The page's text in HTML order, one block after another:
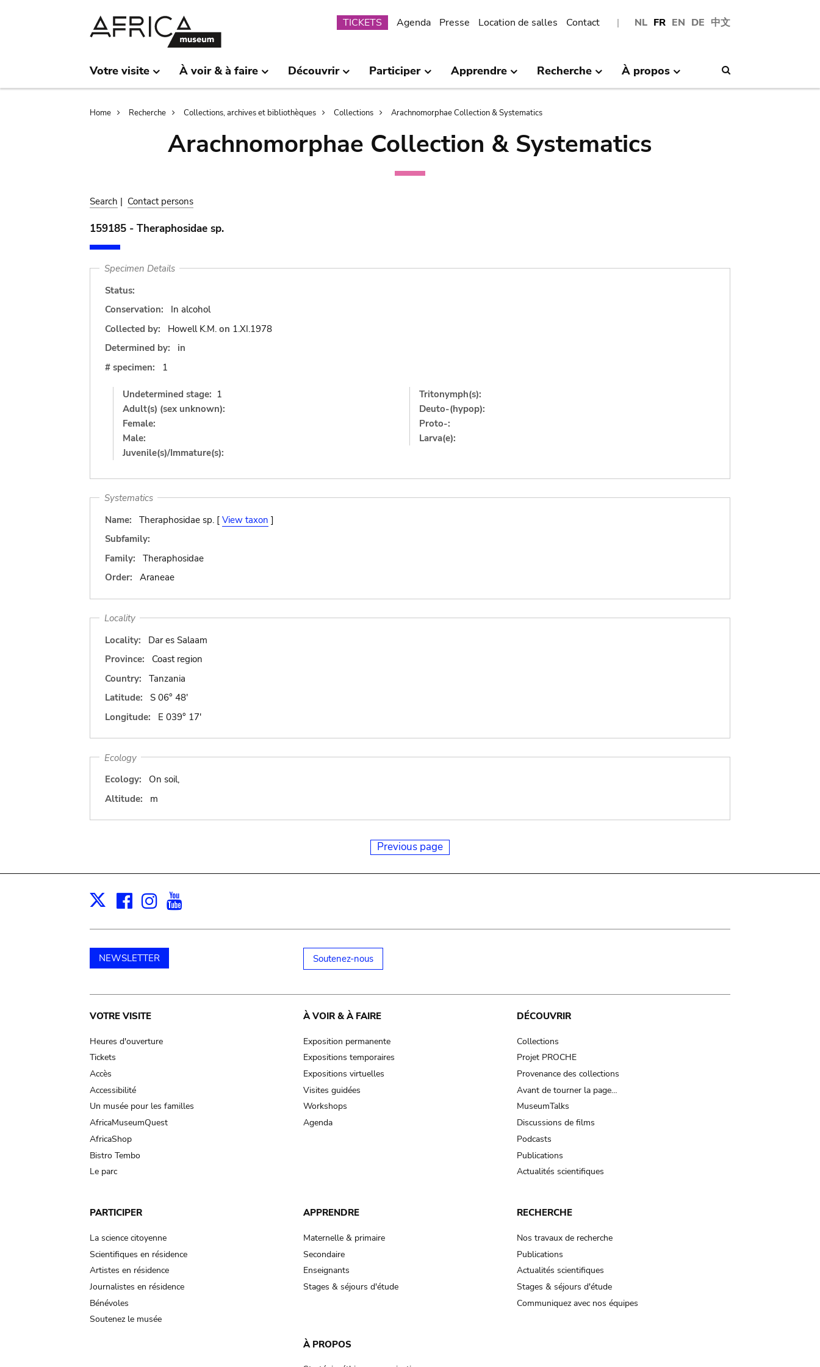
NL FR EN DE 中文
Submenu
TICKETS Agenda Presse Location de salles Contact
Votre visite À voir & à faire Découvrir Participer Apprendre Recherche À propos
Breadcrumb
Home Recherche Collections, archives et bibliothèques Collections Arachnomorphae Collection & Systematics
Arachnomorphae Collection & Systematics
Search | Contact persons
159185 - Theraphosidae sp.
Specimen Details
Status:
Conservation:
In alcohol
Collected by:
Howell K.M. on 1.XI.1978
Determined by:
in
# specimen:
1
Undetermined stage: 1
Adult(s) (sex unknown):
Female:
Male:
Juvenile(s)/Immature(s):
Tritonymph(s):
Deuto-(hypop):
Proto-:
Larva(e):
Systematics
Name:
Theraphosidae sp. [ View taxon ]
Subfamily:
Family:
Theraphosidae
Order:
Araneae
Locality
Locality:
Dar es Salaam
Province:
Coast region
Country:
Tanzania
Latitude:
S 06° 48'
Longitude:
E 039° 17'
Ecology
Ecology:
On soil,
Altitude:
m
Previous page
X Facebook
Instagram
NEWSLETTER Soutenez-nous
Main
navigation
VOTRE VISITE
Heures d'ouverture
Tickets
Accès
Accessibilité
Un musée pour les familles
AfricaMuseumQuest
AfricaShop
Bistro Tembo
Le parc
À VOIR & À FAIRE
Exposition permanente
Expositions temporaires
Expositions virtuelles
Visites guidées
Workshops
Agenda
DÉCOUVRIR
Collections
Projet PROCHE
Provenance des collections
Avant de tourner la page…
MuseumTalks
Discussions de films
Podcasts
Publications
Actualités scientifiques
PARTICIPER
La science citoyenne
Scientifiques en résidence
Artistes en résidence
Journalistes en résidence
Bénévoles
Soutenez le musée
APPRENDRE
Maternelle & primaire
Secondaire
Enseignants
Stages & séjours d'étude
RECHERCHE
Nos travaux de recherche
Publications
Actualités scientifiques
Stages & séjours d'étude
Communiquez avec nos équipes
À PROPOS